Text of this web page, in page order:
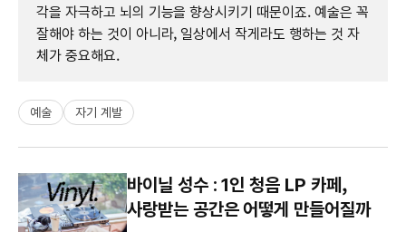
각을 자극하고 뇌의 기능을 향상시키기 때문이죠. 예술은 꼭
잘해야 하는 것이 아니라, 일상에서 작게라도 행하는 것 자
체가 중요해요.
예술 자기 계발
바이닐 성수 : 1인 청음 LP 카페,
사랑받는 공간은 어떻게 만들어질까